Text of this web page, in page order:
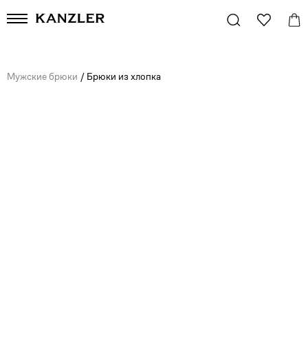
Мужские брюки / Брюки из хлопка